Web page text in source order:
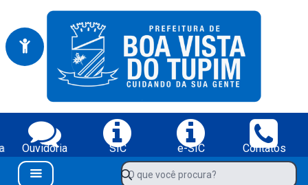
Portal da Prefeitura Municipal de Boa Vista do Tupim-BA
Serviços da Prefeitura Municipal de Boa Vista do Tupim-BA;
Ouvidoria SIC e-SIC
Contatos
Navegue pelo portal da Prefeitura de Boa Vista do Tupim-BA
O que você procura?